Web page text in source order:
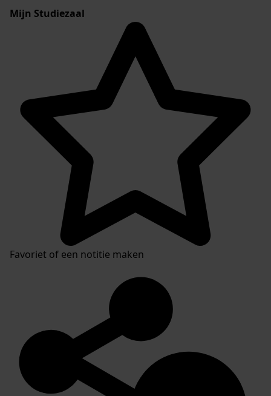
Mijn Studiezaal
Favoriet of een notitie maken